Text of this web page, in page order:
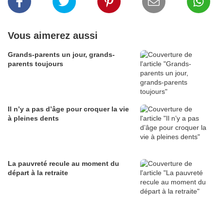
Vous aimerez aussi
Grands-parents un jour, grands-
parents toujours
Il n’y a pas d’âge pour croquer la vie
à pleines dents
La pauvreté recule au moment du
départ à la retraite